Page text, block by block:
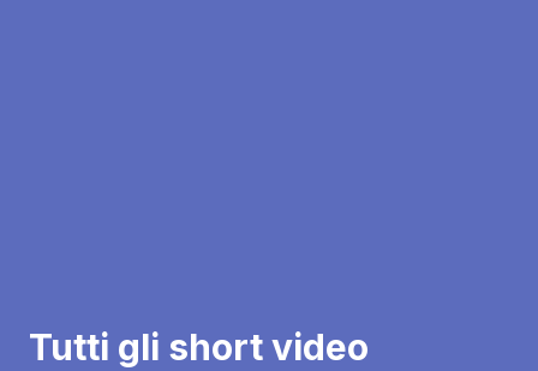
Tutti gli short video